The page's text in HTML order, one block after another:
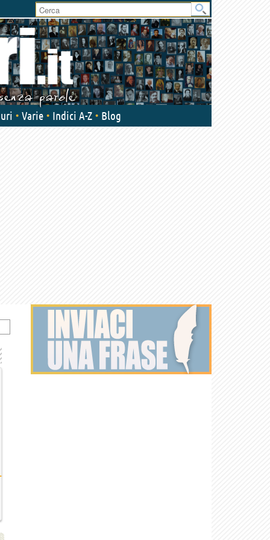
User
area
Varie Indici A-Z Blog